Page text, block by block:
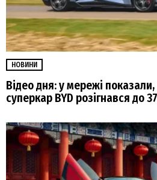
НОВИНИ
Відео дня: у мережі
суперкар BYD розігнався до